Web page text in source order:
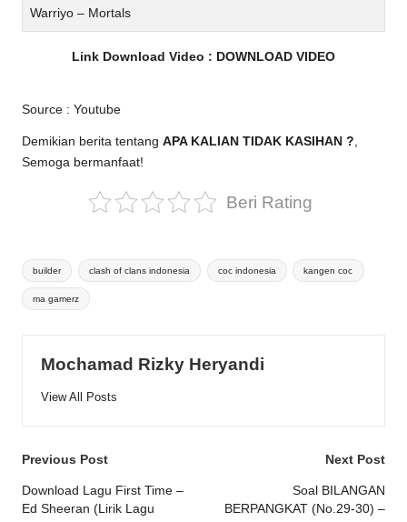
Warriyo – Mortals
Link Download Video : DOWNLOAD VIDEO
Source : Youtube
Demikian berita tentang APA KALIAN TIDAK KASIHAN ?
Semoga bermanfaat!
Beri Rating
Tags:
builder clash of clans indonesia coc indonesia kangen coc
ma gamerz
Mochamad Rizky Heryandi
View All Posts
Post
navigation
Previous Post
Download Lagu First Time –
Ed Sheeran (Lirik Lagu
Next Post
Soal BILANGAN
BERPANGKAT (No.29-30) –